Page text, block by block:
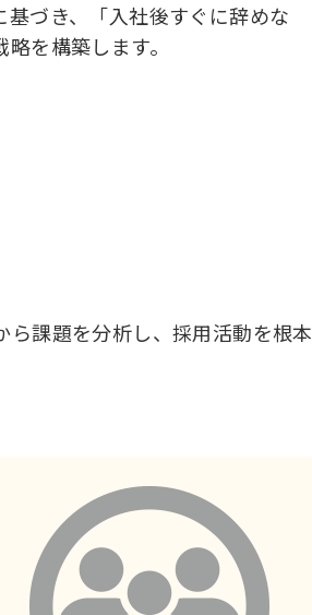
づき、「入社後すぐに辞めな
を構築します。
課題を分析し、採用活動を根本